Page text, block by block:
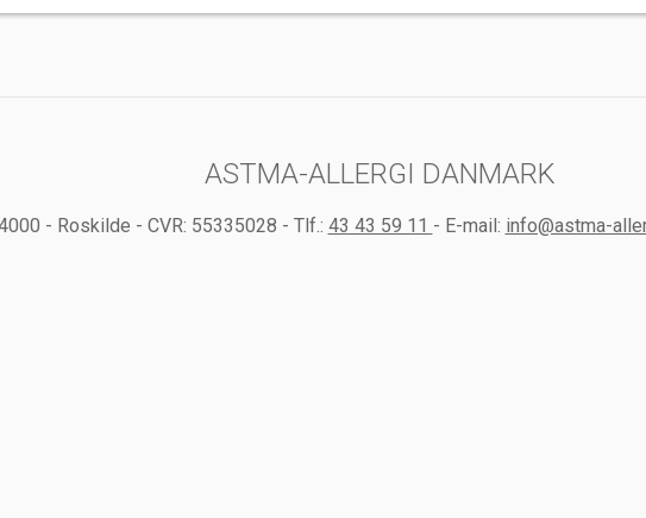
ASTMA-ALLERGI DANMARK
- Roskilde - CVR: 55335028 - Tlf.: 43 43 59 11 - E-mail: info@astma-